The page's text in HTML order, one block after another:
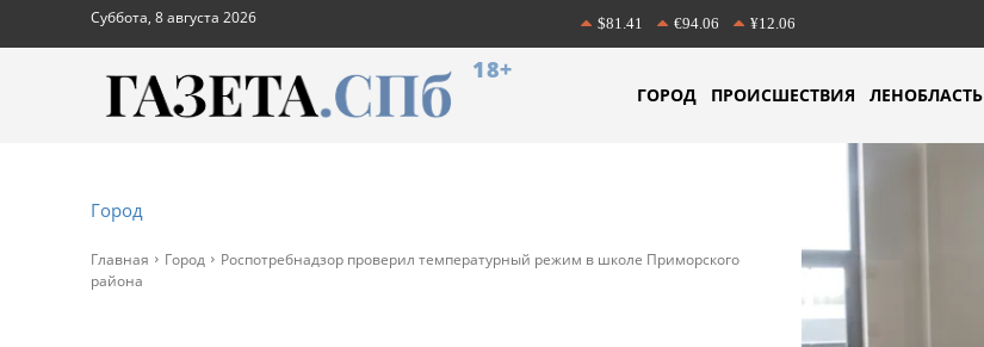
Суббота, 8 августа 2026 $81.41 €94.06 ¥12.06
18+
ГОРОД ПРОИСШЕСТВИЯ ЛЕНОБЛАСТЬ
Город
Главная Город
Роспотребнадзор проверил температурный режим в школе Приморского
района